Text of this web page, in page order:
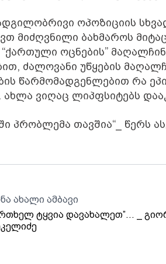
ოპოზიციის
მიძღვნილი ბახმაროს
ოცნების”
ძალოვანი უწყების
წარმომადგენლებით რა
ახლა ვიღაც ლიპფსიტებს
პრობლემა თავშია“_ წერს
ახალი ამბავი
ტყვია დავახალეთ”… _